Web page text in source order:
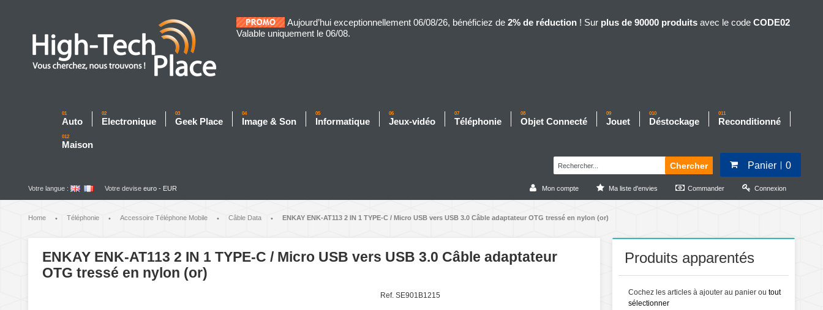
Aujourd’hui exceptionnellement 06/08/26, bénéficiez de 2% de réduction ! Sur plus de 90000 produits avec le code CODE02
Valable uniquement le 06/08.
01
Auto
02
Electronique
03
Geek Place
04
Image & Son
05
Informatique
06
Jeux-vidéo
07
Téléphonie
08
Objet Connecté
09
Jouet
010
Déstockage
011
Reconditionné
012
Maison
Panier
0
Chercher
Mon compte Ma liste d'envies Commander Connexion
Votre langue : Votre devise euro - EUR
Home • Téléphonie • Accessoire Téléphone Mobile • Câble Data • ENKAY ENK-AT113 2 IN 1 TYPE-C / Micro USB vers USB 3.0 Câble adaptateur OTG tressé en nylon (or)
ENKAY ENK-AT113 2 IN 1 TYPE-C / Micro USB vers USB 3.0 Câble adaptateur
OTG tressé en nylon (or)
Ref. SE901B1215
Produits apparentés
Cochez les articles à ajouter au panier ou tout
sélectionner